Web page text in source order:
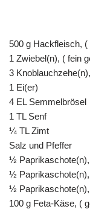
500 g Hackfleisch, (
1 Zwiebel(n), ( fein
3
1 Ei(er)
4 EL Semmelbrösel
1 TL Senf
¼ TL Zimt
Salz und Pfeffer
½
½
½
100 g Feta-Käse, (